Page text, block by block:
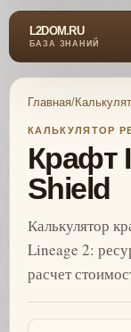
L2DOM.RU
БАЗА ЗНАНИЙ
Главная/
КАЛЬКУЛЯТОР
Крафт
Shield
Калькулятор
Lineage 2:
расчет